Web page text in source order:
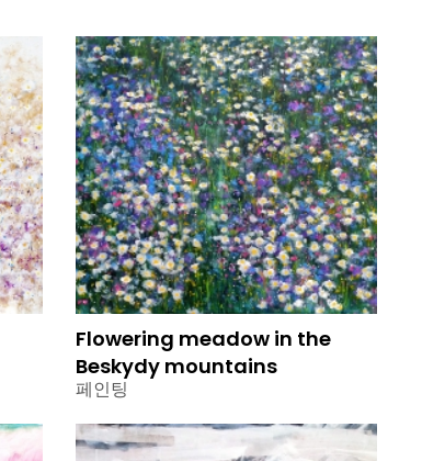
Flowering meadow in the
Beskydy mountains
페인팅